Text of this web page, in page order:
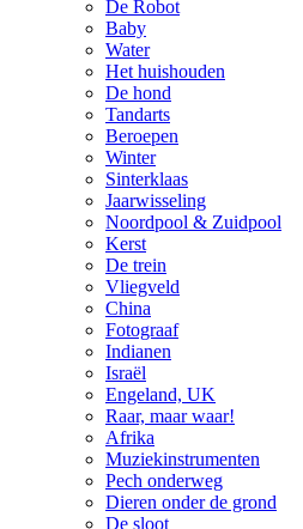
De Robot
Baby
Water
Het huishouden
De hond
Tandarts
Beroepen
Winter
Sinterklaas
Jaarwisseling
Noordpool & Zuidpool
Kerst
De trein
Vliegveld
China
Fotograaf
Indianen
Israël
Engeland, UK
Raar, maar waar!
Afrika
Muziekinstrumenten
Pech onderweg
Dieren onder de grond
De sloot